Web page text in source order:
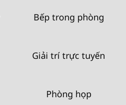
Bếp trong phòng
Giải trí trực tuyến
Phòng họp